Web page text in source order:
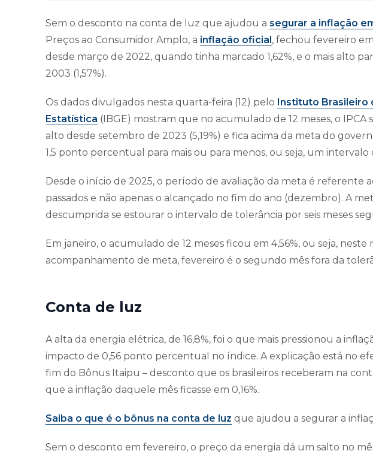
Sem o desconto na conta de luz que ajudou a segurar a inflação
Preços ao Consumidor Amplo, a inflação oficial, fechou fevereiro
desde março de 2022, quando tinha marcado 1,62%, e o mais alto
2003 (1,57%).
Os dados divulgados nesta quarta-feira (12) pelo Instituto Brasileiro
Estatística (IBGE) mostram que no acumulado de 12 meses, o IPCA
alto desde setembro de 2023 (5,19%) e fica acima da meta do
1,5 ponto percentual para mais ou para menos, ou seja, um intervalo
Desde o início de 2025, o período de avaliação da meta é referente
passados e não apenas o alcançado no fim do ano (dezembro). A
descumprida se estourar o intervalo de tolerância por seis meses
Em janeiro, o acumulado de 12 meses ficou em 4,56%, ou seja,
acompanhamento de meta, fevereiro é o segundo mês fora da
Conta de luz
A alta da energia elétrica, de 16,8%, foi o que mais pressionou a
impacto de 0,56 ponto percentual no índice. A explicação está no
fim do Bônus Itaipu – desconto que os brasileiros receberam na
que a inflação daquele mês ficasse em 0,16%.
Saiba o que é o bônus na conta de luz que ajudou a segurar a
Sem o desconto em fevereiro, o preço da energia dá um salto no